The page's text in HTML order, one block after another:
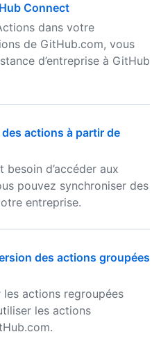
Connect
dans votre
de GitHub.com, vous
d’entreprise à GitHub
actions à partir de
d’accéder aux
pouvez synchroniser des
entreprise.
des actions groupées
actions regroupées
les actions